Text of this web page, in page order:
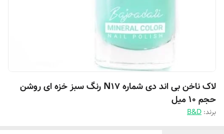
لاک ناخن بی اند دی شماره N17 رنگ سبز خزه ای روشن
حجم ۱۰ میل
برند: B&D